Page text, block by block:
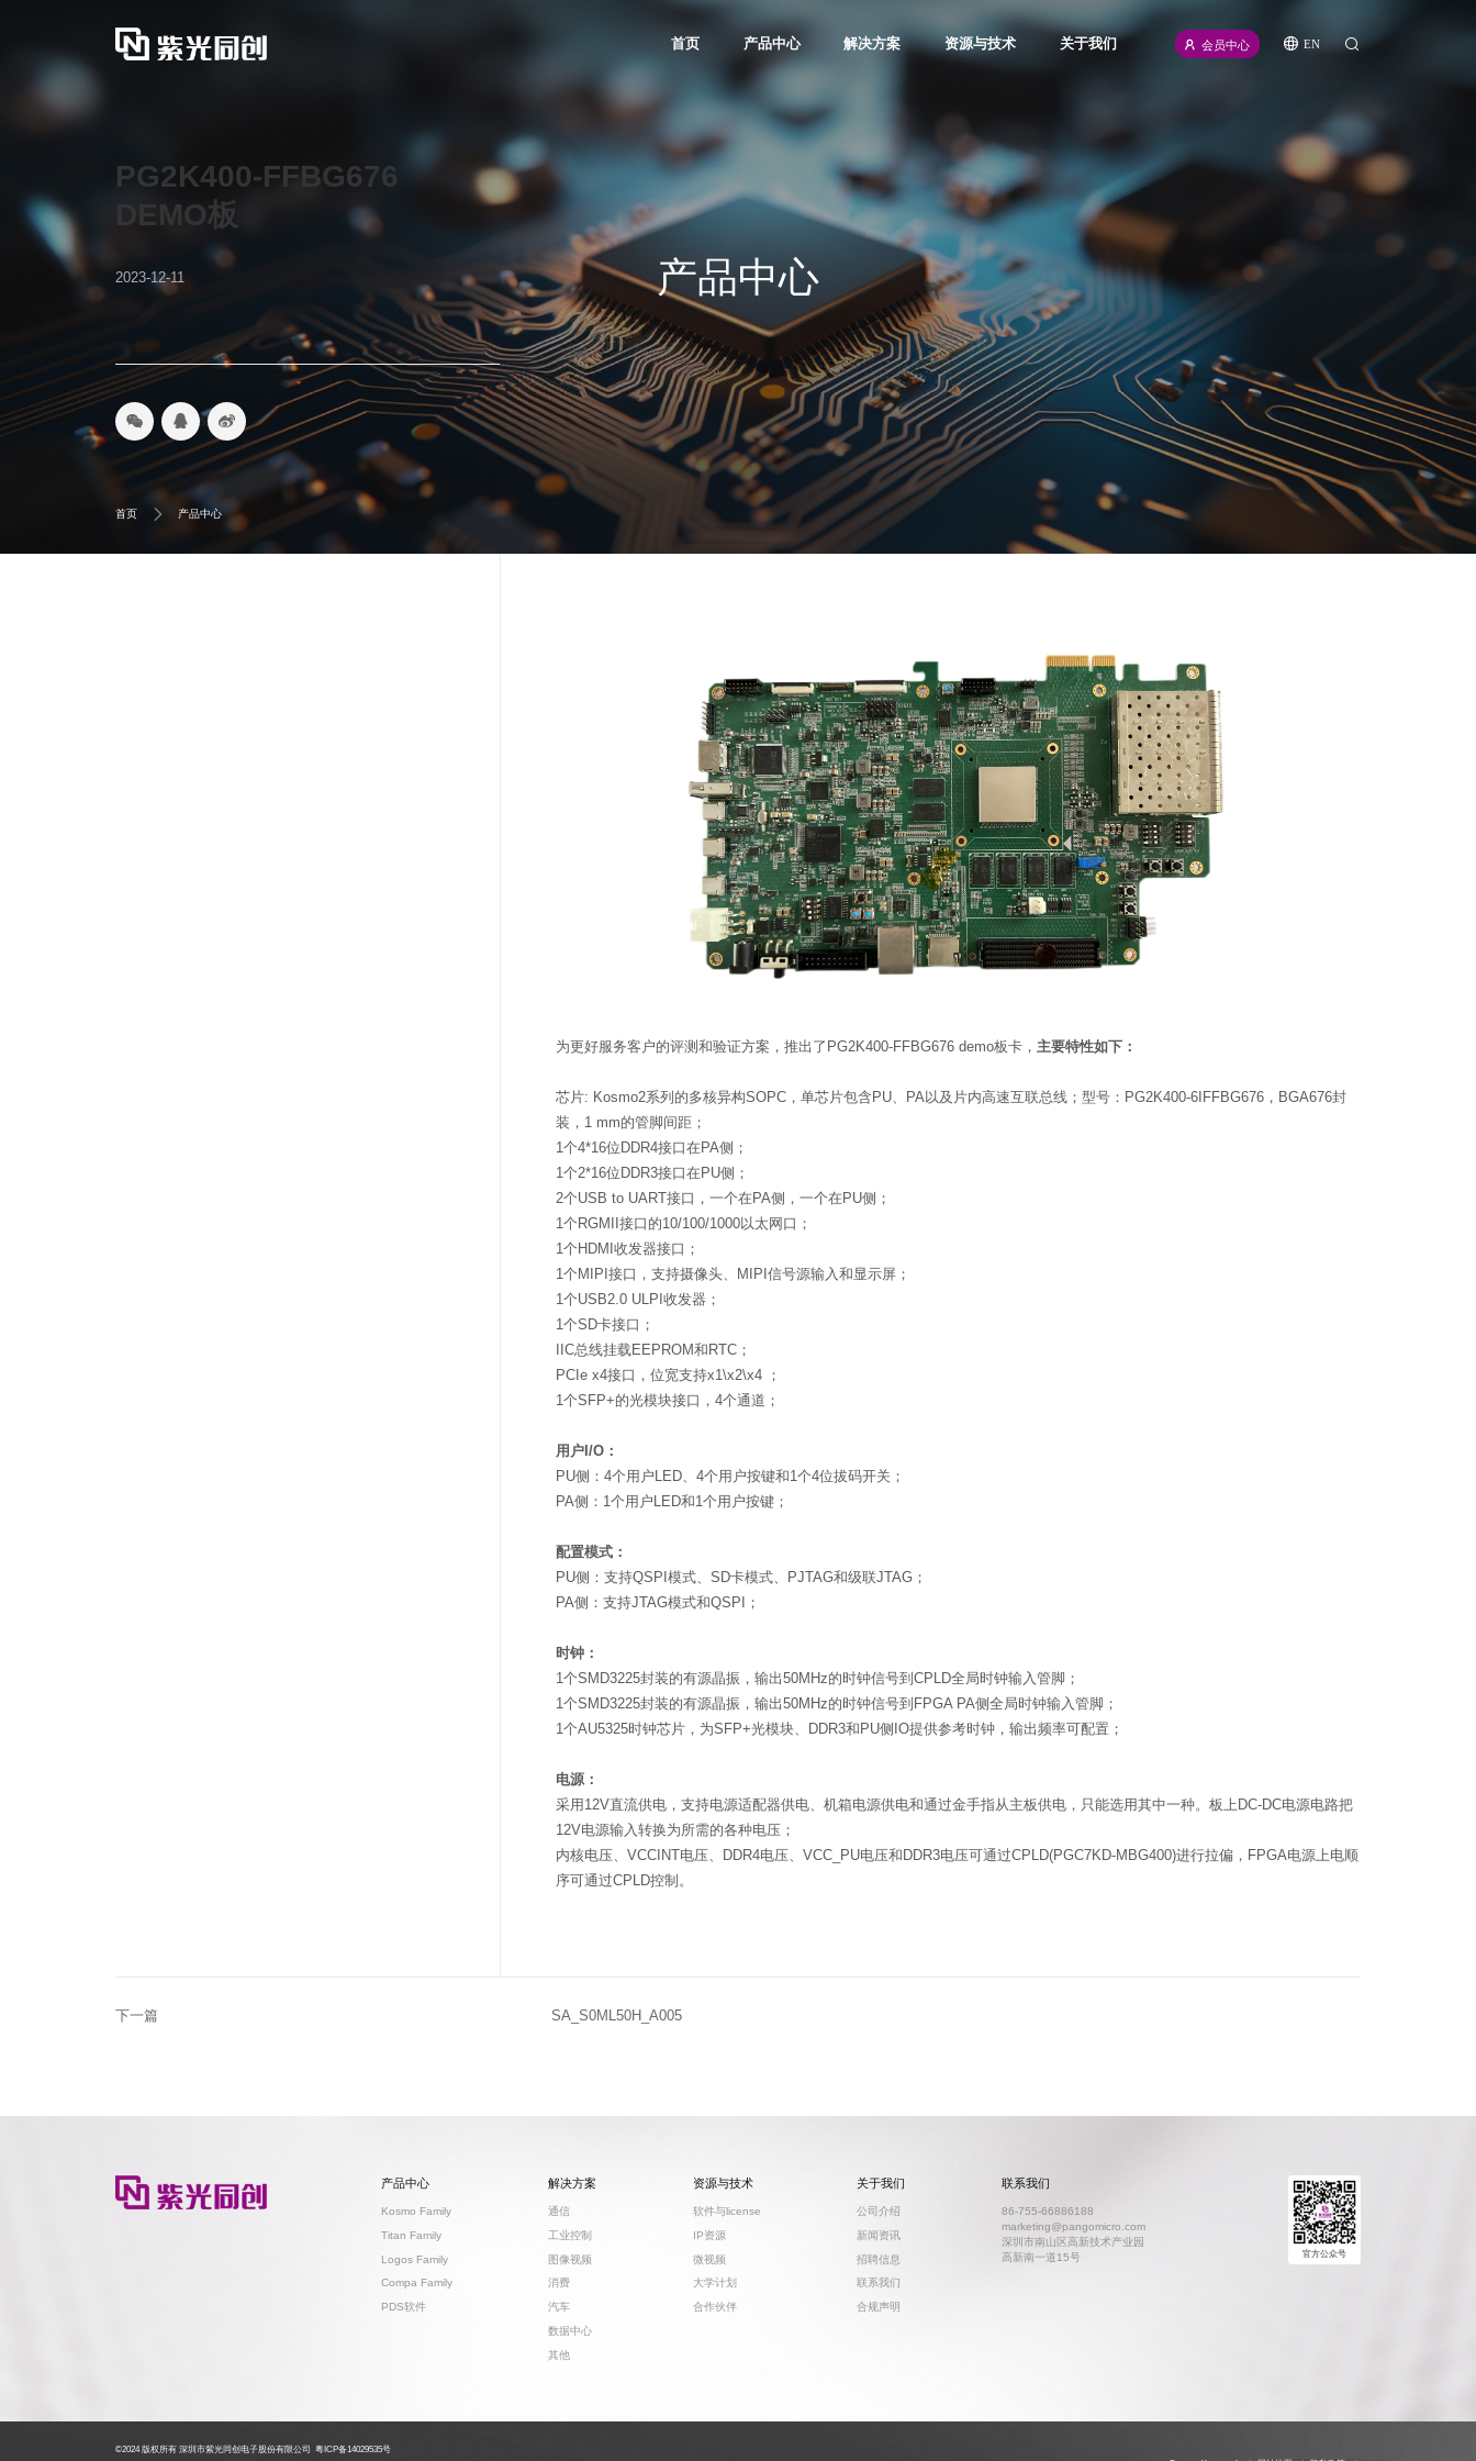
首页 产品中心
Kosmo Family
Compa Family
解决方案
图像视频
消费
数据中心
其他
资源与技术
IP资源
微视频
大学计划
合作伙伴
关于我们
联系我们
会员中心 EN
产品中心
首页 产品中心
PG2K400-FFBG676
DEMO板
2023-12-11
为更好服务客户的评测和验证方案，推出了PG2K400-FFBG676 demo板卡， 主要特性如下：
芯片: Kosmo2系列的多核异构SOPC，单芯片包含PU、PA以及片内高速互联总线；型号：PG2K400-6IFFBG676，BGA676封
装，1 mm的管脚间距；
1个4*16位DDR4接口在PA侧；
1个2*16位DDR3接口在PU侧；
2个USB to UART接口，一个在PA侧，一个在PU侧；
1个RGMII接口的10/100/1000以太网口；
1个HDMI收发器接口；
1个MIPI接口，支持摄像头、MIPI信号源输入和显示屏；
1个USB2.0 ULPI收发器；
1个SD卡接口；
IIC总线挂载EEPROM和RTC；
PCIe x4接口，位宽支持x1\x2\x4 ；
1个SFP+的光模块接口，4个通道；
用户I/O：
PU侧：4个用户LED、4个用户按键和1个4位拔码开关；
PA侧：1个用户LED和1个用户按键；
配置模式：
PU侧：支持QSPI模式、SD卡模式、PJTAG和级联JTAG；
PA侧：支持JTAG模式和QSPI；
时钟：
1个SMD3225封装的有源晶振，输出50MHz的时钟信号到CPLD全局时钟输入管脚；
1个SMD3225封装的有源晶振，输出50MHz的时钟信号到FPGA PA侧全局时钟输入管脚；
1个AU5325时钟芯片，为SFP+光模块、DDR3和PU侧IO提供参考时钟，输出频率可配置；
电源：
采用12V直流供电，支持电源适配器供电、机箱电源供电和通过金手指从主板供电，只能选用其中一种。板上DC-DC电源电路把
12V电源输入转换为所需的各种电压；
内核电压、VCCINT电压、DDR4电压、VCC_PU电压和DDR3电压可通过CPLD(PGC7KD-MBG400)进行拉偏，FPGA电源上电顺
序可通过CPLD控制。
下一篇 SA_S0ML50H_A005
产品中心
Kosmo Family
Titan Family
Logos Family
Compa Family
PDS软件
解决方案
通信
工业控制
图像视频
消费
汽车
数据中心
其他
资源与技术
软件与license
IP资源
微视频
大学计划
合作伙伴
关于我们
公司介绍
新闻资讯
招聘信息
联系我们
合规声明
联系我们
86-755-66886188
marketing@pangomicro.com
深圳市南山区高新技术产业园
高新南一道15号
官方公众号
©2024 版权所有 深圳市紫光同创电子股份有限公司 粤ICP备14029535号